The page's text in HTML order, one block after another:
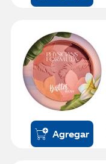
Agregar